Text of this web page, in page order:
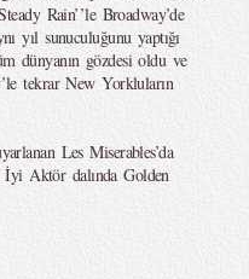
Rain’’le Broadway’de
yıl sunuculuğunu yaptığı
dünyanın gözdesi oldu ve
tekrar New Yorkluların
Les Miserables’da
İyi Aktör dalında Golden